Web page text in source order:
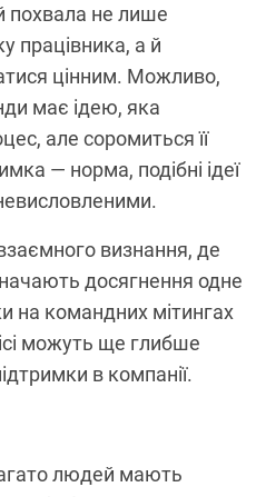
похвала не лише
працівника, а й
цінним. Можливо,
має ідею, яка
але соромиться її
— норма, подібні ідеї
визнання, де
досягнення одне
на командних мітингах
можуть ще глибше
в компанії.
людей мають